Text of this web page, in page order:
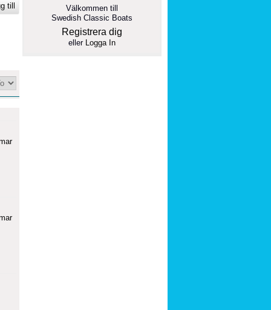
till
Välkommen till
Swedish Classic Boats
Registrera dig
eller Logga In